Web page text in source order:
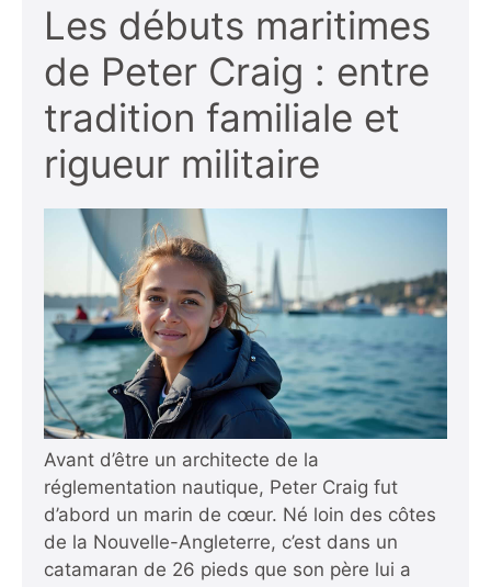
Les débuts maritimes
de Peter Craig : entre
tradition familiale et
rigueur militaire
Avant d’être un architecte de la
réglementation nautique, Peter Craig fut
d’abord un marin de cœur. Né loin des côtes
de la Nouvelle-Angleterre, c’est dans un
catamaran de 26 pieds que son père lui a